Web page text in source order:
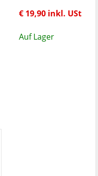
€ 19,90 inkl. USt
Auf Lager